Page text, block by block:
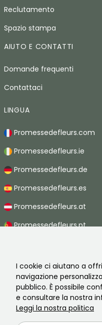
I cookie ci aiutano a
navigazione
pubblico. È possibile
e consultare la nostra
Leggi la nostra politica
Reclutamento
Spazio stampa
AIUTO E CONTATTI
Domande frequenti
Contattaci
LINGUA
Promessedefleurs.com
Promessedefleurs.ie
Promessedefleurs.de
Promessedefleurs.es
Promessedefleurs.at
Promessedefleurs.pt
Promessedefleurs.be
Promessedefleurs.ch